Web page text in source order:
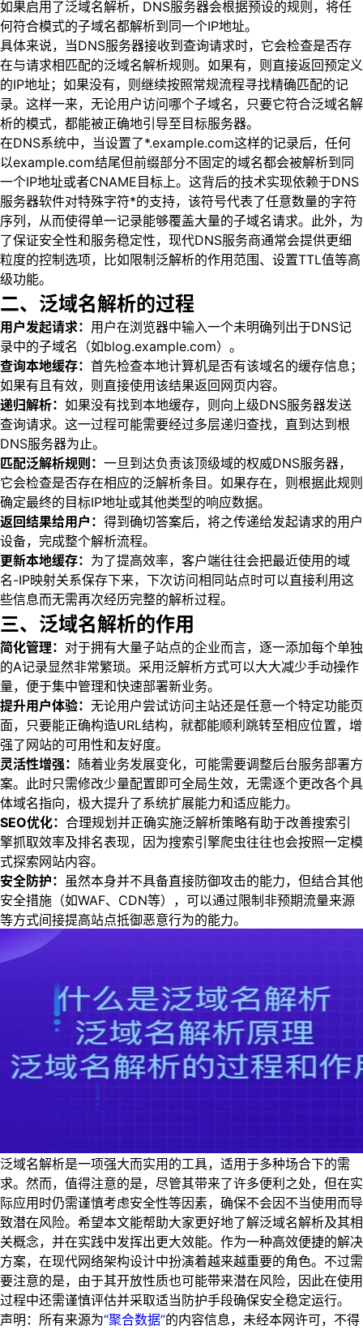
如果启用了泛域名解析，DNS服务器会根据预设的规则，将任
何符合模式的子域名都解析到同一个IP地址。
具体来说，当DNS服务器接收到查询请求时，它会检查是否存
在与请求相匹配的泛域名解析规则。如果有，则直接返回预定义
的IP地址；如果没有，则继续按照常规流程寻找精确匹配的记
录。这样一来，无论用户访问哪个子域名，只要它符合泛域名解
析的模式，都能被正确地引导至目标服务器。
在DNS系统中，当设置了*.example.com这样的记录后，任何
以example.com结尾但前缀部分不固定的域名都会被解析到同
一个IP地址或者CNAME目标上。这背后的技术实现依赖于DNS
服务器软件对特殊字符*的支持，该符号代表了任意数量的字符
序列，从而使得单一记录能够覆盖大量的子域名请求。此外，为
了保证安全性和服务稳定性，现代DNS服务商通常会提供更细
粒度的控制选项，比如限制泛解析的作用范围、设置TTL值等高
级功能。
二、泛域名解析的过程
用户发起请求： 用户在浏览器中输入一个未明确列出于DNS记
录中的子域名（如blog.example.com）。
查询本地缓存： 首先检查本地计算机是否有该域名的缓存信息；
如果有且有效，则直接使用该结果返回网页内容。
递归解析： 如果没有找到本地缓存，则向上级DNS服务器发送
查询请求。这一过程可能需要经过多层递归查找，直到达到根
DNS服务器为止。
匹配泛解析规则： 一旦到达负责该顶级域的权威DNS服务器，
它会检查是否存在相应的泛解析条目。如果存在，则根据此规则
确定最终的目标IP地址或其他类型的响应数据。
返回结果给用户： 得到确切答案后，将之传递给发起请求的用户
设备，完成整个解析流程。
更新本地缓存： 为了提高效率，客户端往往会把最近使用的域
名-IP映射关系保存下来，下次访问相同站点时可以直接利用这
些信息而无需再次经历完整的解析过程。
三、泛域名解析的作用
简化管理： 对于拥有大量子站点的企业而言，逐一添加每个单独
的A记录显然非常繁琐。采用泛解析方式可以大大减少手动操作
量，便于集中管理和快速部署新业务。
提升用户体验： 无论用户尝试访问主站还是任意一个特定功能页
面，只要能正确构造URL结构，就都能顺利跳转至相应位置，增
强了网站的可用性和友好度。
灵活性增强： 随着业务发展变化，可能需要调整后台服务部署方
案。此时只需修改少量配置即可全局生效，无需逐个更改各个具
体域名指向，极大提升了系统扩展能力和适应能力。
SEO优化： 合理规划并正确实施泛解析策略有助于改善搜索引
擎抓取效率及排名表现，因为搜索引擎爬虫往往也会按照一定模
式探索网站内容。
安全防护： 虽然本身并不具备直接防御攻击的能力，但结合其他
安全措施（如WAF、CDN等），可以通过限制非预期流量来源
等方式间接提高站点抵御恶意行为的能力。
泛域名解析是一项强大而实用的工具，适用于多种场合下的需
求。然而，值得注意的是，尽管其带来了许多便利之处，但在实
际应用时仍需谨慎考虑安全性等因素，确保不会因不当使用而导
致潜在风险。希望本文能帮助大家更好地了解泛域名解析及其相
关概念，并在实践中发挥出更大效能。作为一种高效便捷的解决
方案，在现代网络架构设计中扮演着越来越重要的角色。不过需
要注意的是，由于其开放性质也可能带来潜在风险，因此在使用
过程中还需谨慎评估并采取适当防护手段确保安全稳定运行。
声明：所有来源为“聚合数据”的内容信息，未经本网许可，不得